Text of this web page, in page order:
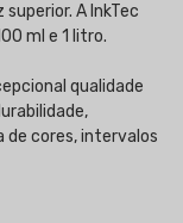
A InkTec
ml e 1 litro.
qualidade
cores, intervalos